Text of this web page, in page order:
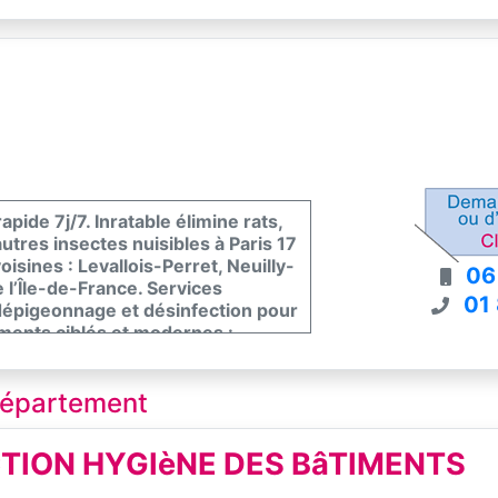
: termites, vrillettes
7j/7. Inratable élimine rats,
insectes nuisibles à Paris 17
: Levallois-Perret, Neuilly-
de-France. Services
et désinfection pour
ciblés et modernes :
dès maintenant pour un devis
01
HYGIèNE DES BâTIMENTS